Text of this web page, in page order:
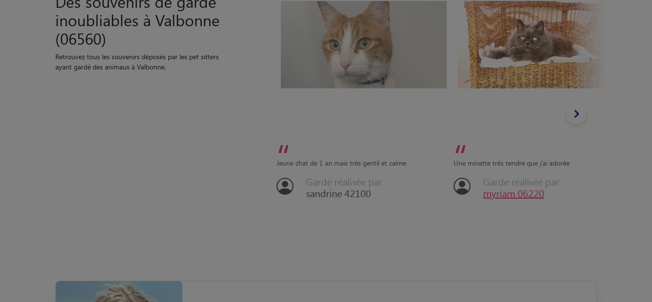
Des souvenirs de garde
inoubliables à Valbonne
(06560)
Retrouvez tous les souvenirs déposés par les pet sitters
“
Garde réalisée par
“
Garde réalisée par
myriam 06220